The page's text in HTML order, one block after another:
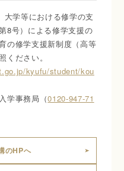
学等における修学の支
8号）による修学支援の
の修学支援新制度（高等
ください。
kyufu/student/kou
学事務局（0120-947-71
のHPへ